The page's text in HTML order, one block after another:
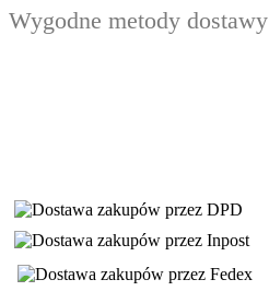
Wygodne metody dostawy